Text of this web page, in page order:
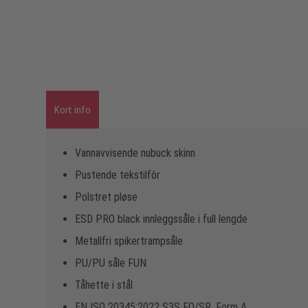
Kort info
Vannavvisende nubuck skinn
Pustende tekstilfôr
Polstret pløse
ESD PRO black innleggssåle i full lengde
Metallfri spikertrampsåle
PU/PU såle FUN
Tåhette i stål